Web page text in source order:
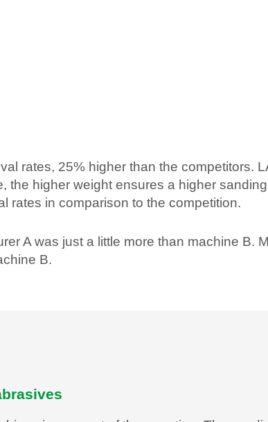
rates, 25% higher than the competitors.
the higher weight ensures a higher
rates in comparison to the competition.
A was just a little more than machine B.
B.